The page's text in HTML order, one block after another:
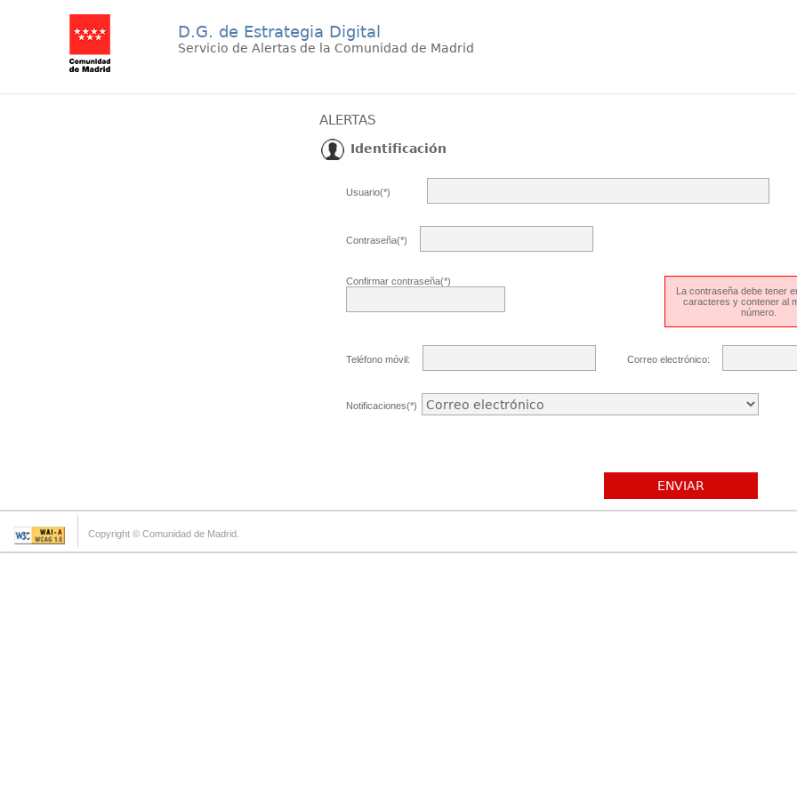
D.G. de Estrategia Digital
Servicio de Alertas de la Comunidad de Madrid
ALERTAS
Identificación
Usuario(*)
Contraseña(*)
Confirmar contraseña(*)
La contraseña debe tener
caracteres y contener al
número.
Teléfono móvil: Correo electrónico:
Notificaciones(*)
ENVIAR
Copyright © Comunidad de Madrid.